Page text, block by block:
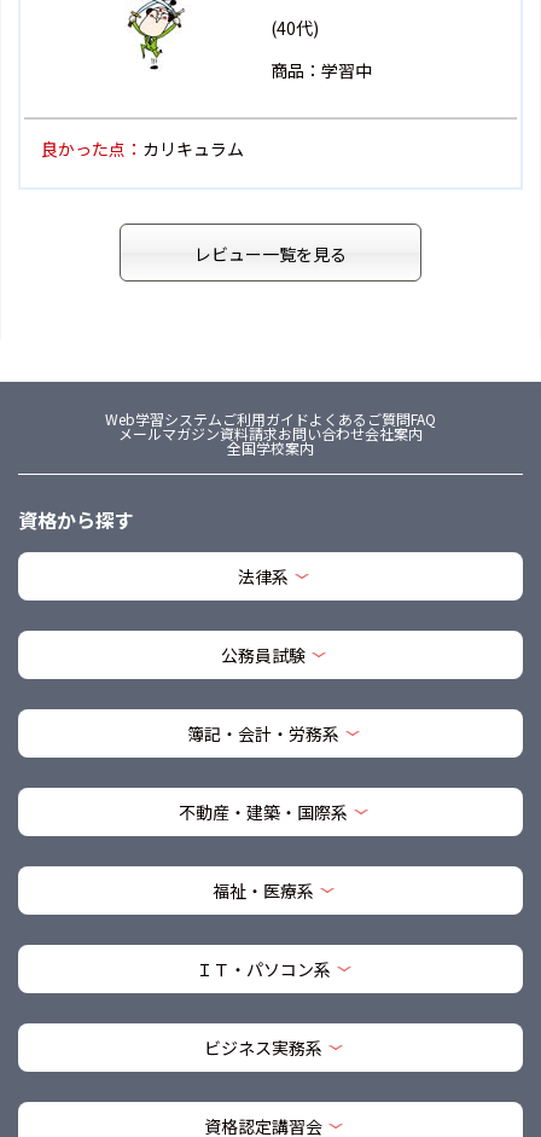
(40代)
商品：学習中
良かった点： カリキュラム
レビュー一覧を見る
Web学習システムご利用ガイドよくあるご質問FAQ
メールマガジン資料請求お問い合わせ会社案内
全国学校案内
資格から探す
法律系
公務員試験
簿記・会計・労務系
不動産・建築・国際系
福祉・医療系
ＩＴ・パソコン系
ビジネス実務系
資格認定講習会